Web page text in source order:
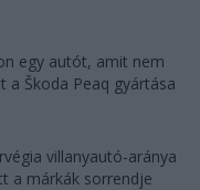
egy autót, amit nem
Škoda Peaq gyártása
villanyautó-aránya
a márkák sorrendje